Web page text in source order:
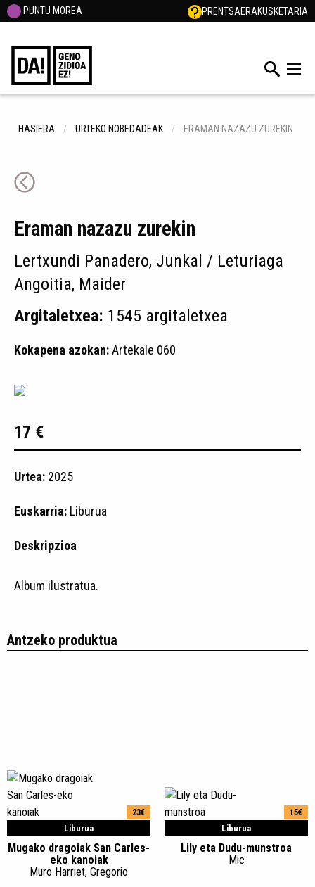
PUNTU MOREA PRENTSAERAKUSKETARIA
HASIERA URTEKO NOBEDADEAK ERAMAN NAZAZU ZUREKIN
Eraman nazazu zurekin
Lertxundi Panadero, Junkal / Leturiaga
Angoitia, Maider
Argitaletxea: 1545 argitaletxea
Kokapena azokan:Artekale 060
17 €
Urtea: 2025
Euskarria: Liburua
Deskripzioa
Album ilustratua.
Antzeko produktua
Liburua
23€
Mugako dragoiak San Carles-
eko kanoiak
Muro Harriet, Gregorio
Liburua
15€
Lily eta Dudu-munstroa
Mic